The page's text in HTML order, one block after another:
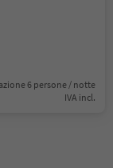
6 persone / notte
IVA incl.